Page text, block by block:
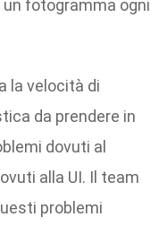
fotogramma ogni
la velocità di
da prendere in
dovuti al
alla UI. Il team
problemi